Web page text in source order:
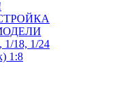
1/18, 1/24
1:8